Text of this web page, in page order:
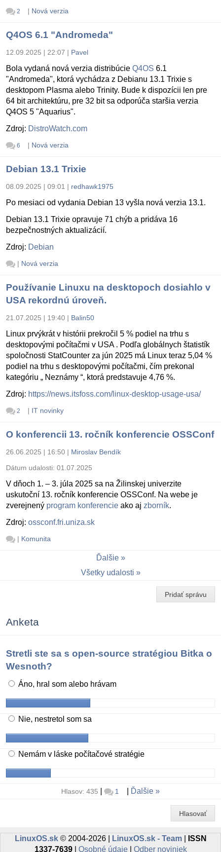
2 | Nová verzia
Q4OS 6.1 "Andromeda"
12.09.2025 | 22:07 | Pavel
Bola vydaná nová verzia distribúcie Q4OS 6.1
"Andromeda", ktorá vychádza z Debianu 13.1 Trixie s
desktopom Plasma alebo Trinity. Bude k dispozícii len pre
64 bit architektúru, pre 32 bit sa odporúča staršia verzia
Q4OS 5 "Aquarius".
Zdroj: DistroWatch.com
6 | Nová verzia
Debian 13.1 Trixie
08.09.2025 | 09:01 | redhawk1975
Po mesiaci od vydania Debian 13 vyšla nová verzia 13.1.
Debian 13.1 Trixie opravuje 71 chýb a pridáva 16
bezpečnostných aktualizácií.
Zdroj: Debian
| Nová verzia
Používanie Linuxu na desktopoch dosiahlo v
USA rekordnú úroveň.
21.07.2025 | 19:40 | Balin50
Linux prvýkrát v histórii prekročil 5 % podiel na trhu s
desktopovými počítačmi v USA . Podľa globálnych štatistík
spoločnosti StatCounter za jún 2025 má Linux teraz 5,04 %
podiel na trhu s desktopovými počítačmi, čím prekonal
kategóriu „ Neznámy “, ktorá predstavuje 4,76 %.
Zdroj: https://news.itsfoss.com/linux-desktop-usage-usa/
2 | IT novinky
O konferencii 13. ročník konferencie OSSConf
26.06.2025 | 16:50 | Miroslav Bendík
Dátum udalosti: 01.07.2025
V dňoch 1. – 3. júla 2025 sa na Žilinskej univerzite
uskutoční 13. ročník konferencie OSSConf. Na webe je
zverejnený program konferencie ako aj zborník.
Zdroj: ossconf.fri.uniza.sk
| Komunita
Ďalšie
Všetky udalosti
Pridať správu
Anketa
Stretli ste sa s open-source stratégiou Bitka o
Wesnoth?
Áno, hral som alebo hrávam
Nie, nestretol som sa
Nemám v láske počítačové stratégie
Hlasov: 435 1 Ďalšie
Hlasovať
LinuxOS.sk© 2004-2026 | LinuxOS.sk - Team|
ISSN
1337-7639| Osobné údaje| Odber noviniek